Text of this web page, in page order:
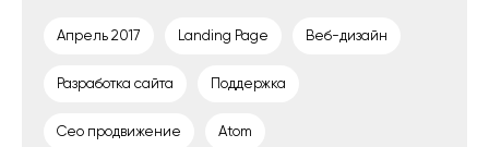
Апрель 2017 Landing Page Веб-дизайн
Разработка сайта Поддержка
Сео продвижение Atom